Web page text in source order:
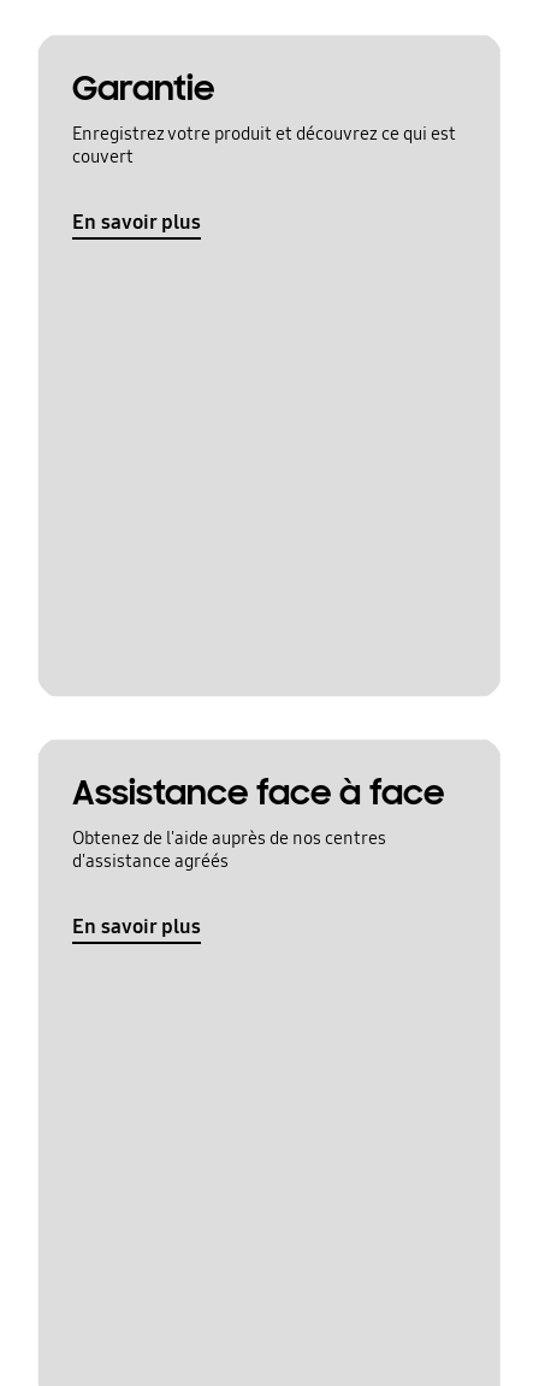
Garantie
Enregistrez votre produit et découvrez ce qui est
couvert
En savoir plus
Assistance face à face
Obtenez de l'aide auprès de nos centres
d'assistance agréés
En savoir plus